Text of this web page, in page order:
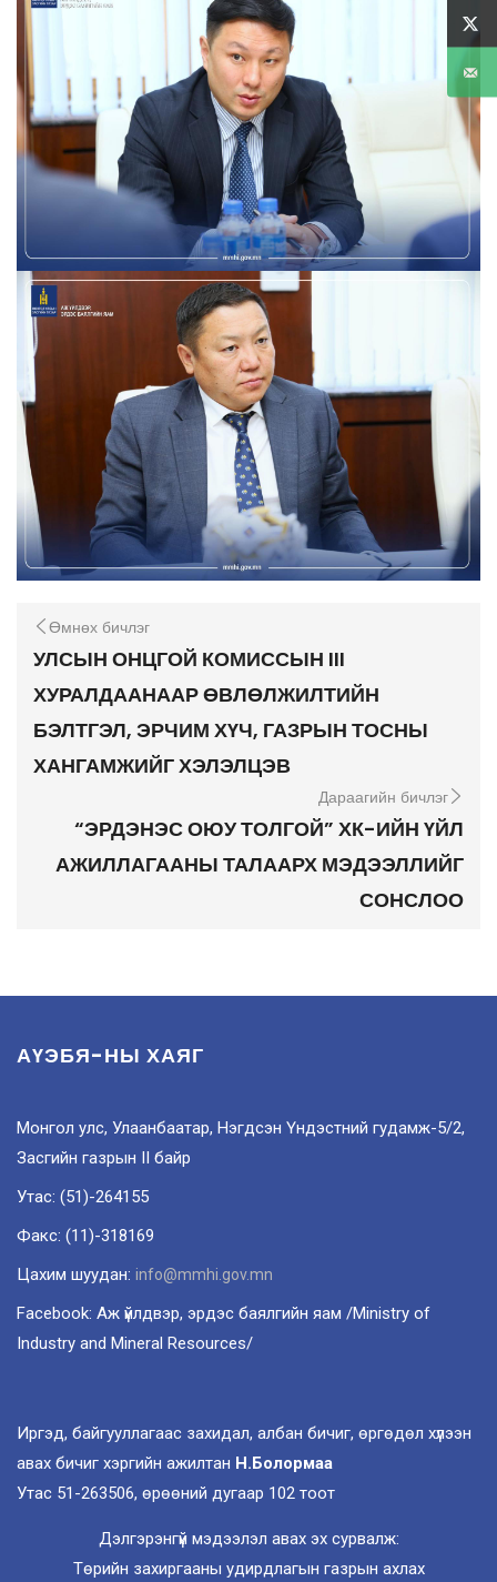
Өмнөх бичлэг
УЛСЫН ОНЦГОЙ КОМИССЫН III
ХУРАЛДААНААР ӨВЛӨЛЖИЛТИЙН
БЭЛТГЭЛ, ЭРЧИМ ХҮЧ, ГАЗРЫН ТОСНЫ
ХАНГАМЖИЙГ ХЭЛЭЛЦЭВ
Дараагийн бичлэг
“ЭРДЭНЭС ОЮУ ТОЛГОЙ” ХК-ИЙН ҮЙЛ
АЖИЛЛАГААНЫ ТАЛААРХ МЭДЭЭЛЛИЙГ
СОНСЛОО
АҮЭБЯ-НЫ ХАЯГ
Монгол улс, Улаанбаатар, Нэгдсэн Үндэстний гудамж-5/2,
Засгийн газрын II байр
Утас: (51)-264155
Факс: (11)-318169
Цахим шуудан: info@mmhi.gov.mn
Facebook: Аж үйлдвэр, эрдэс баялгийн яам /Ministry of
Industry and Mineral Resources/
Иргэд, байгууллагаас захидал, албан бичиг, өргөдөл хүлээн
авах бичиг хэргийн ажилтан Н.Болормаа
Утас 51-263506, өрөөний дугаар 102 тоот
Дэлгэрэнгүй мэдээлэл авах эх сурвалж:
Төрийн захиргааны удирдлагын газрын ахлах